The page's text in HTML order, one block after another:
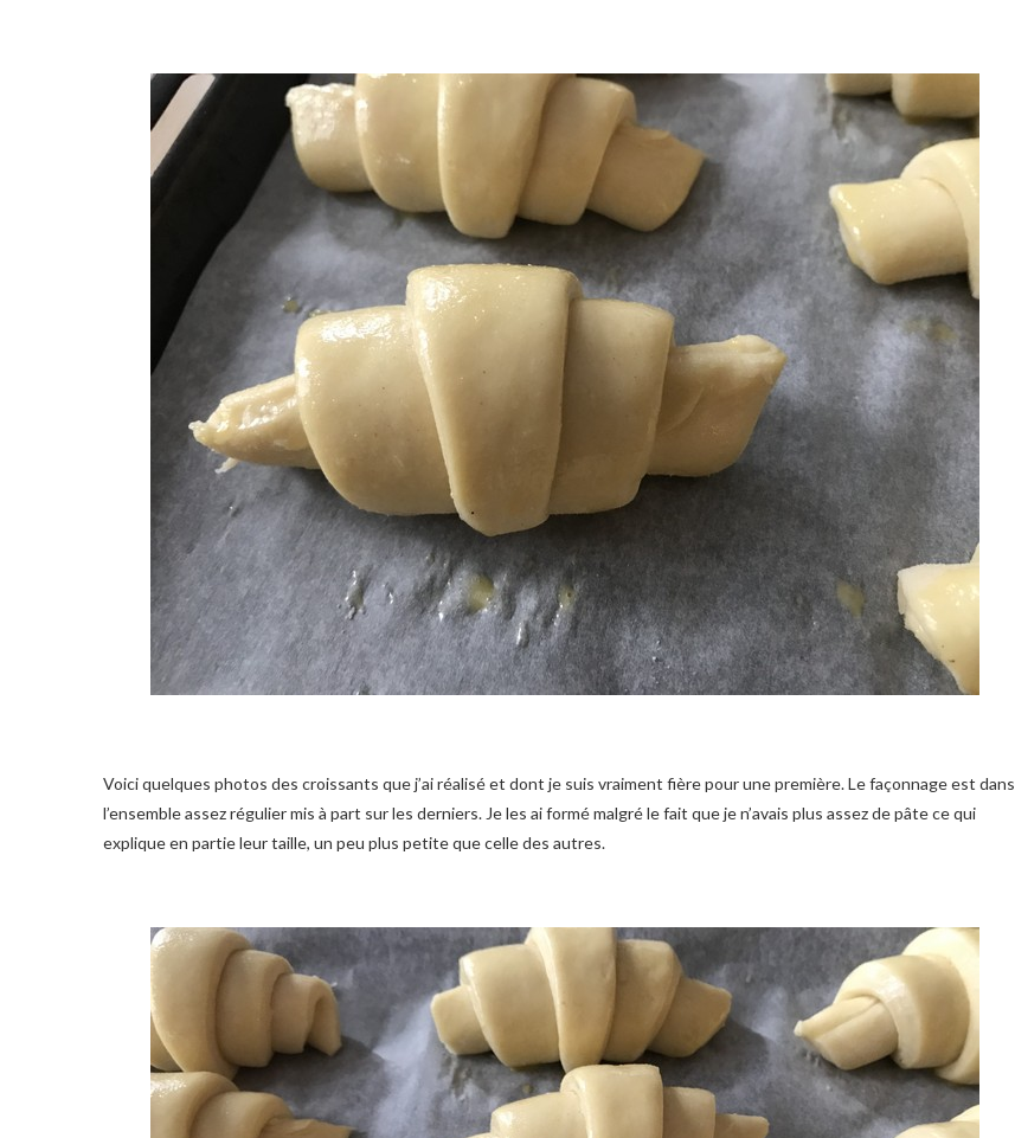
Voici quelques photos des croissants que j’ai réalisé et dont je suis vraiment fière pour une première. Le façonnage est dans
l’ensemble assez régulier mis à part sur les derniers. Je les ai formé malgré le fait que je n’avais plus assez de pâte ce qui
explique en partie leur taille, un peu plus petite que celle des autres.